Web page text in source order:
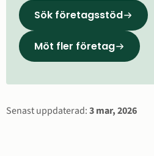
Sök företagsstöd
Möt fler företag
Sidinformation
Senast uppdaterad:3 mar, 2026